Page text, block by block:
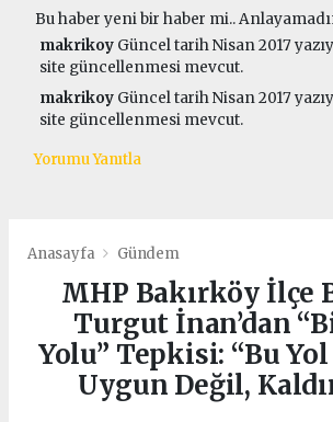
Bu haber yeni bir haber mi..
makrikoy Güncel tarih Nisan 2017
site güncellenmesi mevcut.
makrikoy Güncel tarih Nisan 2017
site güncellenmesi mevcut.
Yorumu Yanıtla
Anasayfa Gündem
MHP Bakırköy İlçe
Turgut İnan’dan
Yolu” Tepkisi: “Bu
Uygun Değil,